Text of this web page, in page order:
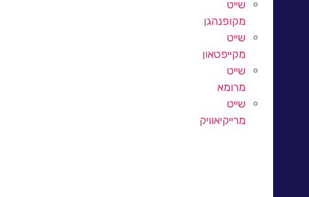
שייט
מקופנהגן
שייט
מקייפטאון
שייט
מרומא
שייט
מרייקיאוויק